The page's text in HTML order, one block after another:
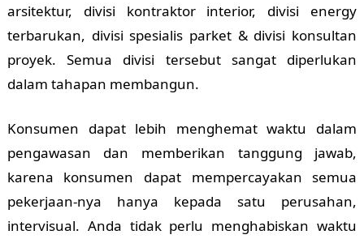
arsitektur, divisi kontraktor interior, divisi energy
terbarukan, divisi spesialis parket & divisi konsultan
proyek. Semua divisi tersebut sangat diperlukan
dalam tahapan membangun.
Konsumen dapat lebih menghemat waktu dalam
pengawasan dan memberikan tanggung jawab,
karena konsumen dapat mempercayakan semua
pekerjaan-nya hanya kepada satu perusahan,
intervisual. Anda tidak perlu menghabiskan waktu